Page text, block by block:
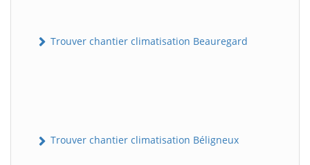
Trouver chantier climatisation Beauregard
Trouver chantier climatisation Béligneux